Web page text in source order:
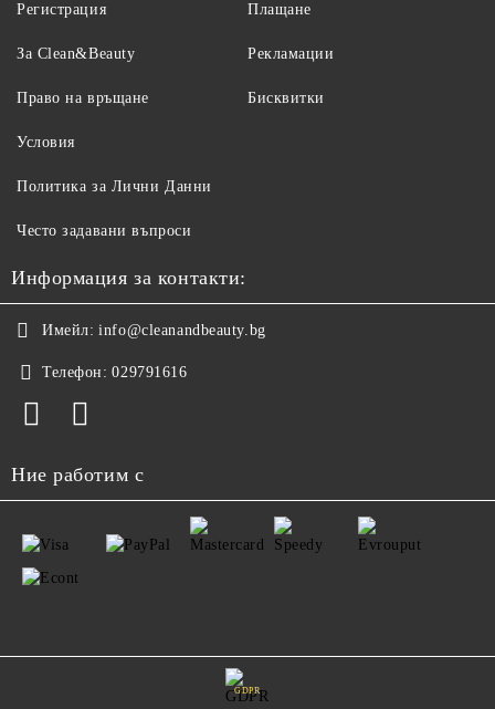
Регистрация
За Clean&Beauty
Плащане
Рекламации
Право на връщане
Условия
Политика за Лични Данни
Често задавани въпроси
Бисквитки
Информация за контакти:
Имейл: info@cleanandbeauty.bg
Телефон: 029791616
Ние работим с
GDPR